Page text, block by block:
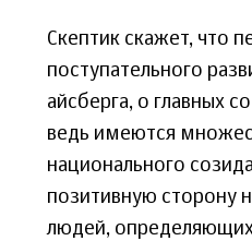
Скептик скажет, что
поступательного
айсберга, о главных
ведь имеются
национального
позитивную сторону
людей,